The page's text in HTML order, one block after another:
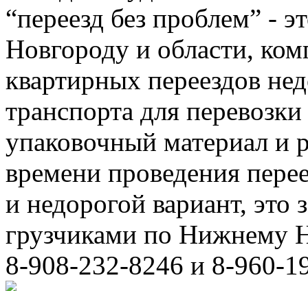
“переезд без проблем” -
Новгороду и области,
квартирных переездов
транспорта для
упаковочный материал и
времени проведения
и недорогой вариант, это
грузчиками по Нижнему
8-908-232-8246 и 8-960-